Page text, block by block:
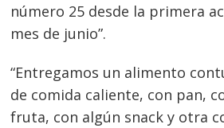
número 25 desde la primera
mes de junio”.
“Entregamos un alimento
de comida caliente, con pan,
fruta, con algún snack y otra